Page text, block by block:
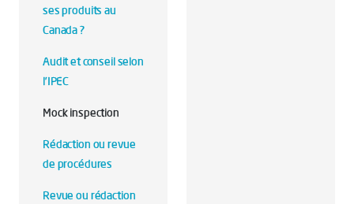
ses produits au
Canada ?
Audit et conseil selon
l’IPEC
Mock inspection
Rédaction ou revue
de procédures
Revue ou rédaction